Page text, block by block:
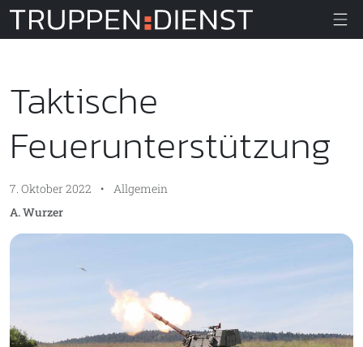
Truppendienst
Taktische
Feuerunterstützung
7. Oktober 2022 •
Allgemein
A. Wurzer